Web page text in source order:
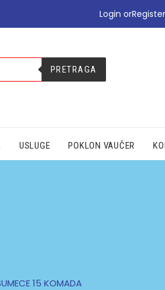
Login orRegister
PRETRAGA
USLUGE POKLON VAUČER
15 KOMADA